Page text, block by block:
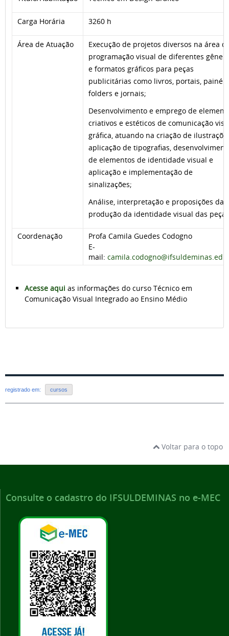
Carga Horária 3260 h
Área de Atuação
Execução de projetos diversos na área
programação visual de diferentes
e formatos gráficos para peças
publicitárias como livros, portais,
folders e jornais;
Desenvolvimento e emprego de
criativos e estéticos de comunicação
gráfica, atuando na criação de
aplicação de tipografias,
de elementos de identidade visual e
aplicação e implementação de
sinalizações;
Análise, interpretação e proposições da
produção da identidade visual das
Coordenação
Profa Camila Guedes Codogno
E-
mail:
Acesse aqui as informações do curso Técnico em
Comunicação Visual Integrado ao Ensino Médio
registrado em: cursos
Voltar para o topo
Consulte o cadastro do IFSULDEMINAS no e-MEC